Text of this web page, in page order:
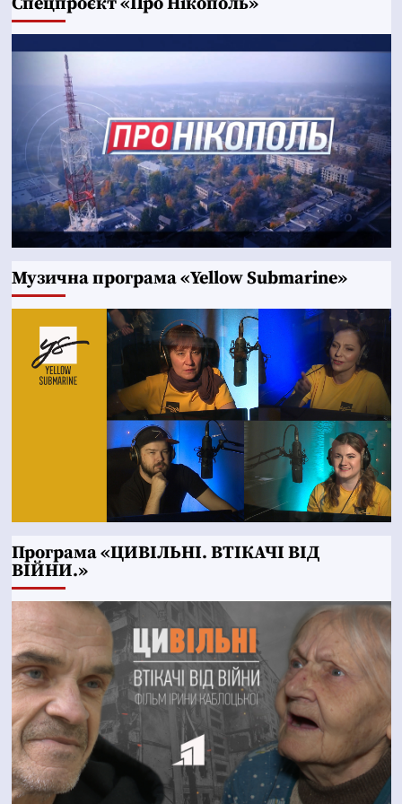
Музична програма «Yellow Submarine»
Програма «ЦИВІЛЬНІ. ВТІКАЧІ ВІД
ВІЙНИ.»